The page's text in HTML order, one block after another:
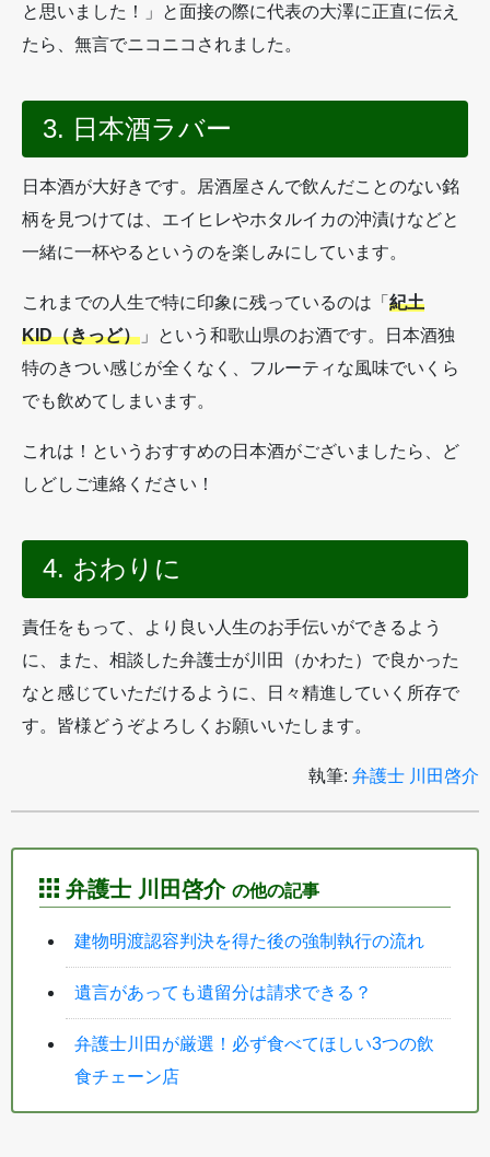
と思いました！」と面接の際に代表の大澤に正直に伝え
たら、無言でニコニコされました。
3. 日本酒ラバー
日本酒が大好きです。居酒屋さんで飲んだことのない銘
柄を見つけては、エイヒレやホタルイカの沖漬けなどと
一緒に一杯やるというのを楽しみにしています。
これまでの人生で特に印象に残っているのは「 紀土
KID（きっど） 」という和歌山県のお酒です。日本酒独
特のきつい感じが全くなく、フルーティな風味でいくら
でも飲めてしまいます。
これは！というおすすめの日本酒がございましたら、ど
しどしご連絡ください！
4. おわりに
責任をもって、より良い人生のお手伝いができるよう
に、また、相談した弁護士が川田（かわた）で良かった
なと感じていただけるように、日々精進していく所存で
す。皆様どうぞよろしくお願いいたします。
執筆: 弁護士 川田啓介
弁護士 川田啓介 の他の記事
建物明渡認容判決を得た後の強制執行の流れ
遺言があっても遺留分は請求できる？
弁護士川田が厳選！必ず食べてほしい3つの飲
食チェーン店